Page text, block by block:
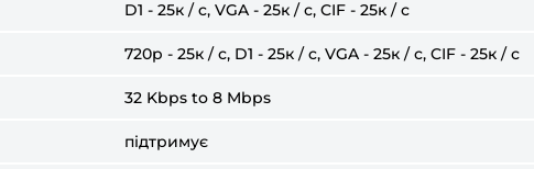
D1 - 25к / c, VGA - 25к / с, CIF - 25к / с
720р - 25к / с, D1 - 25к / c, VGA - 25к / с, CIF - 25к / с
32 Kbps to 8 Mbps
підтримує